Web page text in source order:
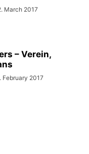
March 2017
– Verein,
February 2017